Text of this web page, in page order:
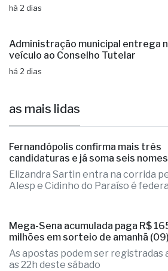
há 2 dias
Administração municipal entrega
veículo ao Conselho Tutelar
há 2 dias
as mais lidas
Fernandópolis confirma mais três
candidaturas e já soma seis nomes
Elizandra Sartin entra na corrida
Alesp e Cidinho do Paraíso é
Mega-Sena acumulada paga R$
milhões em sorteio de amanhã (09)
As apostas podem ser registradas
as 22h deste sábado